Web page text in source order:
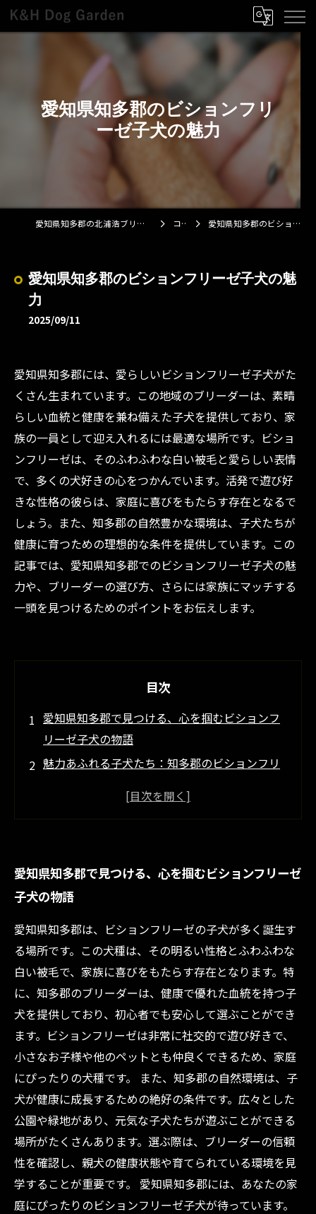
愛知県知多郡のビションフリ
ーゼ子犬の魅力
愛知県知多郡の北浦浩ブリーダーならK&H Dog Garden コラム 愛知県知多郡のビションフリーゼ子犬の魅力
愛知県知多郡のビションフリーゼ子犬の魅
力
2025/09/11
愛知県知多郡には、愛らしいビションフリーゼ子犬がた
くさん生まれています。この地域のブリーダーは、素晴
らしい血統と健康を兼ね備えた子犬を提供しており、家
族の一員として迎え入れるには最適な場所です。ビショ
ンフリーゼは、そのふわふわな白い被毛と愛らしい表情
で、多くの犬好きの心をつかんでいます。活発で遊び好
きな性格の彼らは、家庭に喜びをもたらす存在となるで
しょう。また、知多郡の自然豊かな環境は、子犬たちが
健康に育つための理想的な条件を提供しています。この
記事では、愛知県知多郡でのビションフリーゼ子犬の魅
力や、ブリーダーの選び方、さらには家族にマッチする
一頭を見つけるためのポイントをお伝えします。
目次
愛知県知多郡で見つける、心を掴むビションフ
リーゼ子犬の物語
魅力あふれる子犬たち：知多郡のビションフリ
健康で愛らしい、ビションフリーゼの子犬との
知多郡の自然に包まれた子犬たちの成長ストー
リー
愛犬との素晴らしい時間を過ごすために知って
おきたいこと
ビションフリーゼ子犬との新しい生活の始まり
愛知県知多郡で見つける、心を掴むビションフリーゼ
子犬の物語
愛知県知多郡は、ビションフリーゼの子犬が多く誕生す
る場所です。この犬種は、その明るい性格とふわふわな
白い被毛で、家族に喜びをもたらす存在となります。特
に、知多郡のブリーダーは、健康で優れた血統を持つ子
犬を提供しており、初心者でも安心して選ぶことができ
ます。ビションフリーゼは非常に社交的で遊び好きで、
小さなお子様や他のペットとも仲良くできるため、家庭
にぴったりの犬種です。 また、知多郡の自然環境は、子
犬が健康に成長するための絶好の条件です。広々とした
公園や緑地があり、元気な子犬たちが遊ぶことができる
場所がたくさんあります。選ぶ際は、ブリーダーの信頼
性を確認し、親犬の健康状態や育てられている環境を見
学することが重要です。 愛知県知多郡には、あなたの家
庭にぴったりのビションフリーゼ子犬が待っています。